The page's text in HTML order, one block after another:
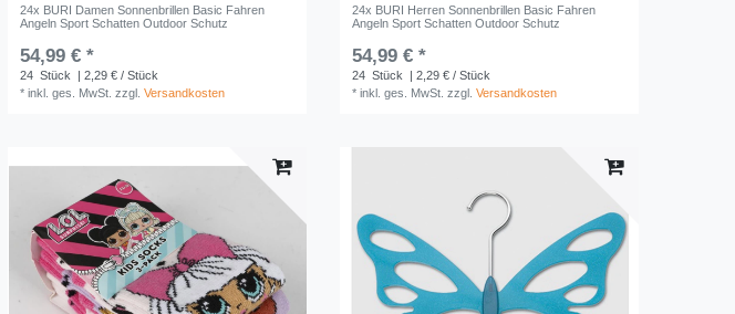
24x BURI Damen Sonnenbrillen Basic Fahren
Angeln Sport Schatten Outdoor Schutz
54,99 € *
24 Stück
| 2,29 € / Stück
*inkl. ges. MwSt. zzgl.Versandkosten
24x BURI Herren Sonnenbrillen Basic Fahren
Angeln Sport Schatten Outdoor Schutz
54,99 € *
24 Stück
| 2,29 € / Stück
*inkl. ges. MwSt. zzgl.Versandkosten